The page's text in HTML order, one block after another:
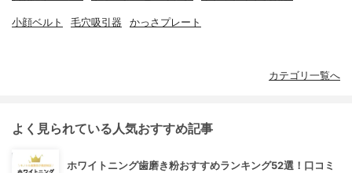
小顔ベルト 毛穴吸引器 かっさプレート
カテゴリ一覧へ
よく見られている人気おすすめ記事
ホワイトニング歯磨き粉おすすめランキング52選！口コミ